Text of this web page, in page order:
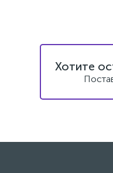
Хотите